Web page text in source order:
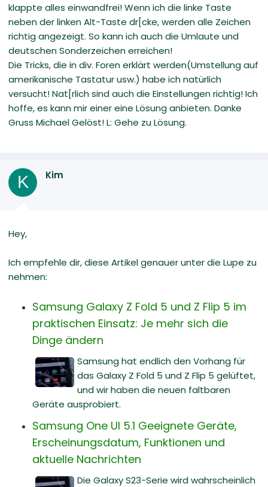
klappte alles einwandfrei! Wenn ich die linke Taste
neben der linken Alt-Taste dr[cke, werden alle Zeichen
richtig angezeigt. So kann ich auch die Umlaute und
deutschen Sonderzeichen erreichen!
Die Tricks, die in div. Foren erklärt werden(Umstellung auf
amerikanische Tastatur usw.) habe ich natürlich
versucht! Nat[rlich sind auch die Einstellungen richtig! Ich
hoffe, es kann mir einer eine Lösung anbieten. Danke
Gruss Michael Gelöst! L: Gehe zu Lösung.
K Kim
Hey,
Ich empfehle dir, diese Artikel genauer unter die Lupe zu
nehmen:
Samsung Galaxy Z Fold 5 und Z Flip 5 im
praktischen Einsatz: Je mehr sich die
Dinge ändern
Samsung hat endlich den Vorhang für
das Galaxy Z Fold 5 und Z Flip 5 gelüftet,
und wir haben die neuen faltbaren
Geräte ausprobiert.
Samsung One UI 5.1 Geeignete Geräte,
Erscheinungsdatum, Funktionen und
aktuelle Nachrichten
Die Galaxy S23-Serie wird wahrscheinlich